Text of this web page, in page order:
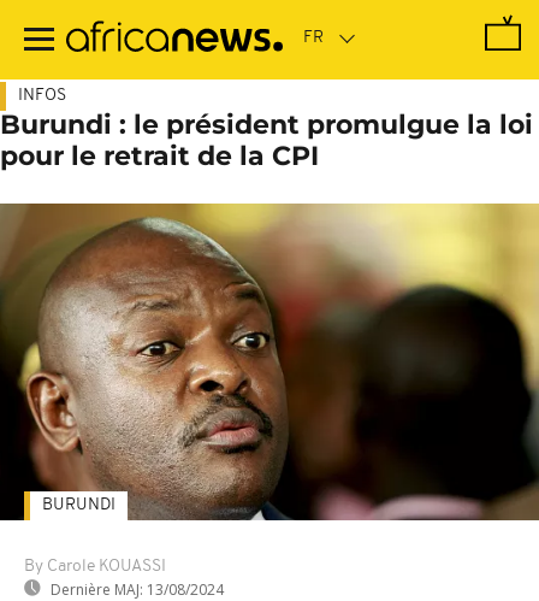
contenu
INFOS
Burundi : le président promulgue la loi
pour le retrait de la CPI
By Carole KOUASSI
Dernière MAJ: 13/08/2024
BURUNDI